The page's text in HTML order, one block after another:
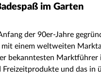
im Garten
der 90er-Jahre
mit einem weltweiten
bekanntesten Marktführer
Freizeitprodukte und das in